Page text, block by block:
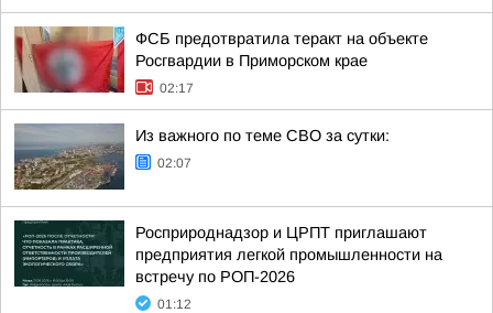
ФСБ предотвратила теракт на объекте
Росгвардии в Приморском крае
02:17
Из важного по теме СВО за сутки:
02:07
Росприроднадзор и ЦРПТ приглашают
предприятия легкой промышленности на
встречу по РОП-2026
01:12